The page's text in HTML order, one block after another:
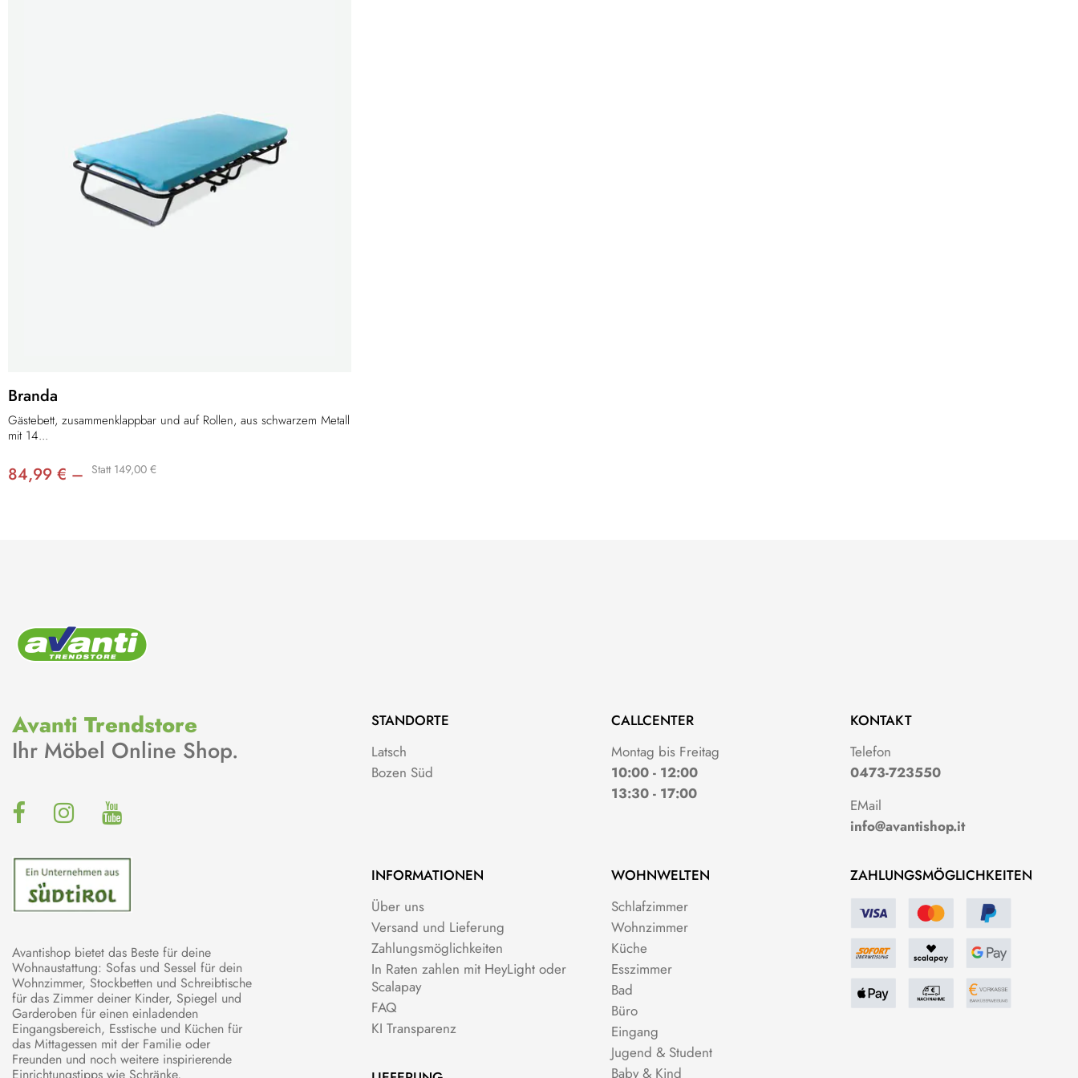
Branda
Gästebett, zusammenklappbar und auf Rollen, aus schwarzem Metall
mit 14...
84,99 € – Statt 149,00 €
Avanti Trendstore
Ihr Möbel Online Shop.
Avantishop bietet das Beste für deine
Wohnaustattung: Sofas und Sessel für dein
Wohnzimmer, Stockbetten und Schreibtische
für das Zimmer deiner Kinder, Spiegel und
Garderoben für einen einladenden
Eingangsbereich, Esstische und Küchen für
das Mittagessen mit der Familie oder
Freunden und noch weitere inspirierende
Einrichtungstipps wie Schränke,
STANDORTE
Latsch
Bozen Süd
CALLCENTER
Montag bis Freitag
10:00 - 12:00
13:30 - 17:00
KONTAKT
Telefon
0473-723550
EMail
info@avantishop.it
INFORMATIONEN
Über uns
Versand und Lieferung
Zahlungsmöglichkeiten
In Raten zahlen mit HeyLight oder
Scalapay
FAQ
KI Transparenz
WOHNWELTEN
Schlafzimmer
Wohnzimmer
Küche
Esszimmer
Bad
Büro
Eingang
Jugend & Student
Baby & Kind
ZAHLUNGSMÖGLICHKEITEN